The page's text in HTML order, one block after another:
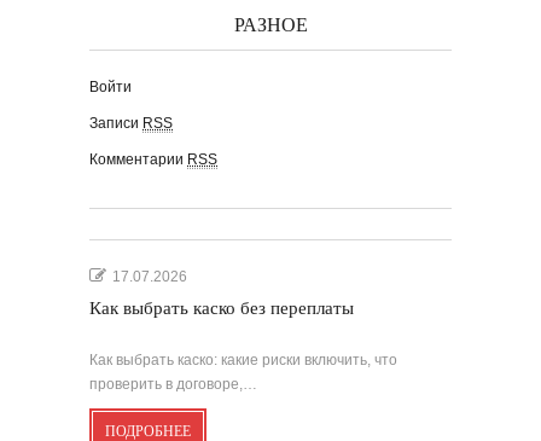
РАЗНОЕ
Войти
Записи RSS
Комментарии RSS
17.07.2026
Как выбрать каско без переплаты
Как выбрать каско: какие риски включить, что
проверить в договоре,…
ПОДРОБНЕЕ